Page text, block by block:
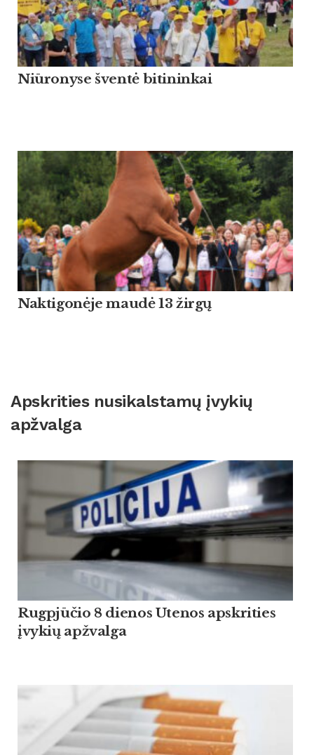
Niūronyse šventė bitininkai
Naktigonėje maudė 13 žirgų
Apskrities nusikalstamų įvykių
apžvalga
Rugpjūčio 8 dienos Utenos apskrities
įvykių apžvalga